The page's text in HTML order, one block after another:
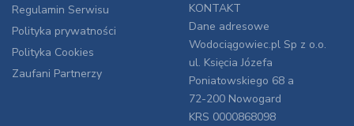
Regulamin Serwisu
Polityka prywatności
Polityka Cookies
Zaufani Partnerzy
KONTAKT
Dane adresowe
Wodociągowiec.pl Sp z o.o.
ul. Księcia Józefa
Poniatowskiego 68 a
72-200 Nowogard
KRS 0000868098